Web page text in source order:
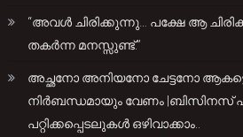
“അവൾ ചിരിക്കുന്നു… പക്ഷേ ആ
തകർന്ന മനസ്സുണ്ട്.”
അച്ഛനോ അനിയനോ ചേട്ടനോ
നിർബന്ധമായും വേണം |ബിസിനസ്
പറ്റിക്കപ്പെടലുകൾ ഒഴിവാക്കാം..